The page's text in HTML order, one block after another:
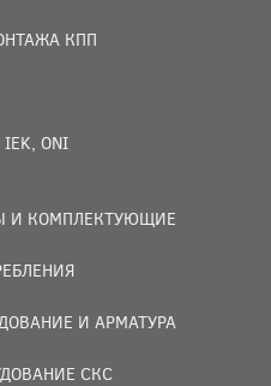
КПП
ONI
И КОМПЛЕКТУЮЩИЕ
И АРМАТУРА
СКС